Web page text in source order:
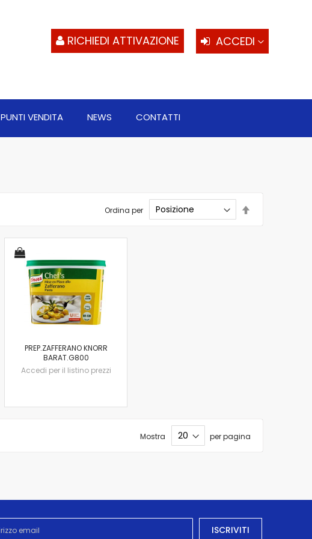
ACCEDI
RICHIEDI ATTIVAZIONE
PUNTI VENDITA NEWS CONTATTI
Ordina per
direzione
PREP.ZAFFERANO KNORR
BARAT.G800
Accedi per il listino prezzi
Mostra per pagina
ISCRIVITI